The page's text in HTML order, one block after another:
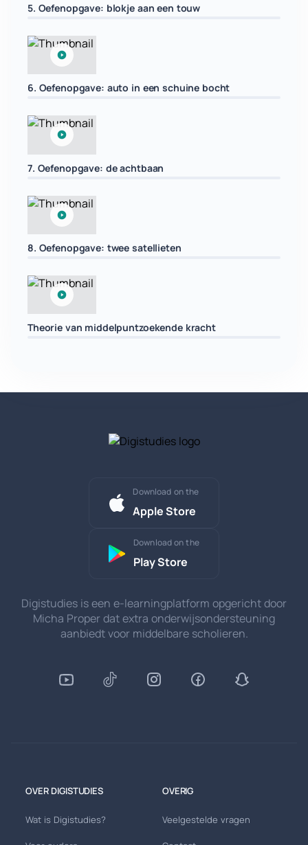
5. Oefenopgave: blokje aan een touw
6. Oefenopgave: auto in een schuine bocht
7. Oefenopgave: de achtbaan
8. Oefenopgave: twee satellieten
Theorie van middelpuntzoekende kracht
Download on the
Apple Store
Download on the
Play Store
Digistudies is een e-learningplatform opgericht door
Micha Proper dat extra onderwijsondersteuning
aanbiedt voor middelbare scholieren.
OVER DIGISTUDIES
Wat is Digistudies?
OVERIG
Veelgestelde vragen